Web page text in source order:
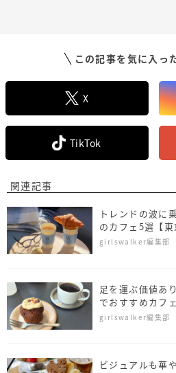
この記事を気に入っ
X
TikTok
関連記事
トレンドの波に
のカフェ5選【東
girlswalker編集部
足を運ぶ価値あ
でおすすめカフ
girlswalker編集部
ビジュアルも華